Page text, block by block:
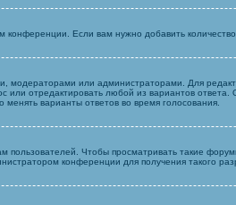
конференции. Если вам нужно добавить
модераторами или администраторами. Для
отредактировать любой из вариантов
варианты ответов во время голосования.
Чтобы просматривать такие
конференции для получения такого